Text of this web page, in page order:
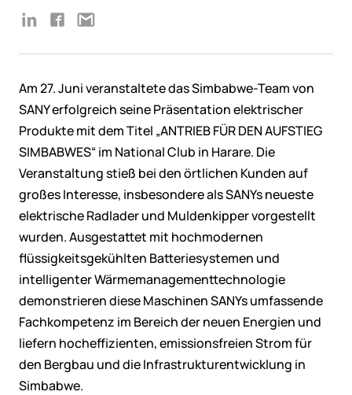
Am 27. Juni veranstaltete das Simbabwe-Team von
SANY erfolgreich seine Präsentation elektrischer
Produkte mit dem Titel „ANTRIEB FÜR DEN AUFSTIEG
SIMBABWES“ im National Club in Harare. Die
Veranstaltung stieß bei den örtlichen Kunden auf
großes Interesse, insbesondere als SANYs neueste
elektrische Radlader und Muldenkipper vorgestellt
wurden. Ausgestattet mit hochmodernen
flüssigkeitsgekühlten Batteriesystemen und
intelligenter Wärmemanagementtechnologie
demonstrieren diese Maschinen SANYs umfassende
Fachkompetenz im Bereich der neuen Energien und
liefern hocheffizienten, emissionsfreien Strom für
den Bergbau und die Infrastrukturentwicklung in
Simbabwe.